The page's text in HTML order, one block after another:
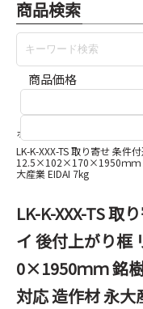
商品検索
商品価格
ホーム
LK-K-XXX-TS 取り寄せ 条件
12.5×102×170×1950ｍｍ
大産業 EIDAI 7kg
LK-K-XXX-TS 取
イ 後付上がり
0×1950ｍｍ 銘
対応 造作材 永大